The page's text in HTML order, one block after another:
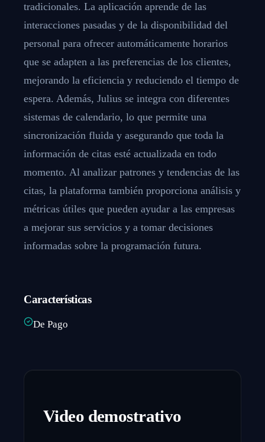
tradicionales. La aplicación aprende de las
interacciones pasadas y de la disponibilidad del
personal para ofrecer automáticamente horarios
que se adapten a las preferencias de los clientes,
mejorando la eficiencia y reduciendo el tiempo de
espera. Además, Julius se integra con diferentes
sistemas de calendario, lo que permite una
sincronización fluida y asegurando que toda la
información de citas esté actualizada en todo
momento. Al analizar patrones y tendencias de las
citas, la plataforma también proporciona análisis y
métricas útiles que pueden ayudar a las empresas
a mejorar sus servicios y a tomar decisiones
informadas sobre la programación futura.
Características
De Pago
Video demostrativo